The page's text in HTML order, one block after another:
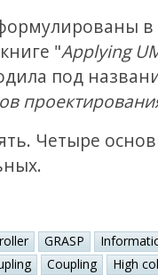
в
"Applying
под
Четыре
GRASP
Coupling
High